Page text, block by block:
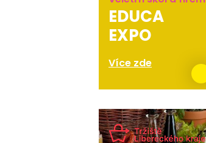
EDUCA
EXPO
Více zde